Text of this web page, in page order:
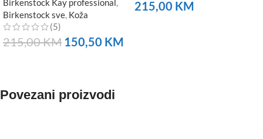
Birkenstock sve Koža
(5)
215,00KM 150,50 KM
215,00 KM
Povezani proizvodi